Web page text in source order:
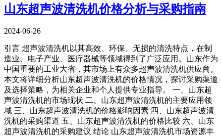
山东超声波清洗机价格分析与采购指南
2024-06-26
引言 超声波清洗机以其高效、环保、无损的清洗特点，在制
造业、电子产业、医疗器械等领域得到了广泛应用。山东作为
中国重要的工业大省，其市场上有众多超声波清洗机供应商。
本文将详细分析山东超声波清洗机的价格情况，探讨采购渠道
及选择策略，为相关企业和个人提供专业指导。 一、山东超
声波清洗机的市场现状 二、山东超声波清洗机的主要应用领
域 三、山东超声波清洗机的价格影响因素 四、山东超声波清
洗机的采购渠道 五、山东超声波清洗机的价格比较 六、山东
超声波清洗机的采购建议 结论 山东超声波清洗机市场资源丰